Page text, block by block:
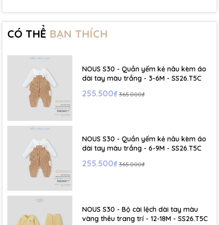
15Kg
17Kg
- Size 4 - 5Y: ( Viết tắt: 4Y) chiều cao: 107 - 114cm ~ cân nặng: 17
- Size 5 - 6Y: ( Viết tắt: 5Y) chiều cao: 114 - 122cm ~ cân nặng: 19
☁️ Bảng Size Mũ, Giày và Phụ kiện :
- NB : Dưới 6 kg
- Size S: 0-6 tháng
- Size M : 6-12 tháng
- Size L : 12-24 tháng
CÓ THỂ BẠN THÍCH
NOUS S30 - Quần yếm kẻ nâu kèm áo
dài tay màu trắng - 3-6M - SS26.T5C
255.500₫ 365.000₫
NOUS S30 - Quần yếm kẻ nâu kèm áo
dài tay màu trắng - 6-9M - SS26.T5C
255.500₫ 365.000₫
NOUS S30 - Bộ cài lệch dài tay màu
vàng thêu trang trí - 12-18M - SS26.T5C